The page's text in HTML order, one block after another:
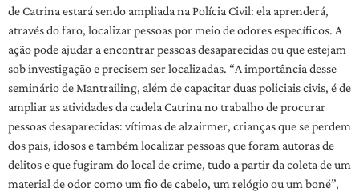
de Catrina estará sendo ampliada na Polícia Civil: ela aprenderá,
através do faro, localizar pessoas por meio de odores específicos. A
ação pode ajudar a encontrar pessoas desaparecidas ou que estejam
sob investigação e precisem ser localizadas. “A importância desse
seminário de Mantrailing, além de capacitar duas policiais civis, é de
ampliar as atividades da cadela Catrina no trabalho de procurar
pessoas desaparecidas: vítimas de alzairmer, crianças que se perdem
dos pais, idosos e também localizar pessoas que foram autoras de
delitos e que fugiram do local de crime, tudo a partir da coleta de um
material de odor como um fio de cabelo, um relógio ou um boné”,